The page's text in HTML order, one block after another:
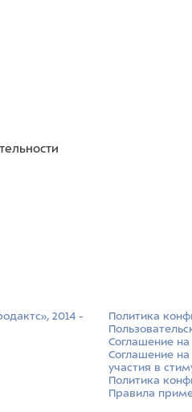
2014 -
Политика
Соглашение
Соглашение
участия в
Политика
Правила